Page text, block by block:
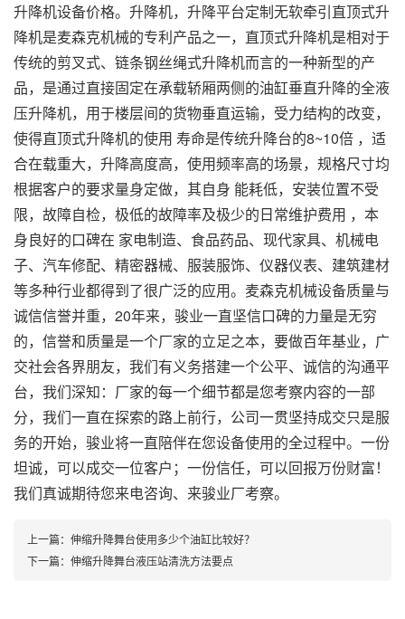
升降机设备价格。升降机，升降平台定制无软牵引直顶式升
降机是麦森克机械的专利产品之一，直顶式升降机是相对于
传统的剪叉式、链条钢丝绳式升降机而言的一种新型的产
品，是通过直接固定在承载轿厢两侧的油缸垂直升降的全液
压升降机，用于楼层间的货物垂直运输，受力结构的改变，
使得直顶式升降机的使用 寿命是传统升降台的8~10倍 ，适
合在载重大，升降高度高，使用频率高的场景，规格尺寸均
根据客户的要求量身定做，其自身 能耗低，安装位置不受
限，故障自检，极低的故障率及极少的日常维护费用 ，本
身良好的口碑在 家电制造、食品药品、现代家具、机械电
子、汽车修配、精密器械、服装服饰、仪器仪表、建筑建材
等多种行业都得到了很广泛的应用。麦森克机械设备质量与
诚信信誉并重，20年来，骏业一直坚信口碑的力量是无穷
的，信誉和质量是一个厂家的立足之本，要做百年基业，广
交社会各界朋友，我们有义务搭建一个公平、诚信的沟通平
台，我们深知：厂家的每一个细节都是您考察内容的一部
分，我们一直在探索的路上前行，公司一贯坚持成交只是服
务的开始，骏业将一直陪伴在您设备使用的全过程中。一份
坦诚，可以成交一位客户；一份信任，可以回报万份财富！
我们真诚期待您来电咨询、来骏业厂考察。
上一篇： 伸缩升降舞台使用多少个油缸比较好？
下一篇： 伸缩升降舞台液压站清洗方法要点